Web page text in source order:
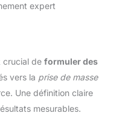
expert
crucial de formuler des
vers la prise de masse
Une définition claire
mesurables.